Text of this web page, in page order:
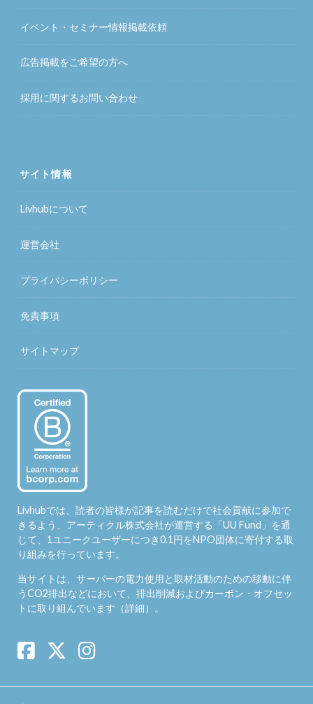
イベント・セミナー情報掲載依頼
広告掲載をご希望の方へ
採用に関するお問い合わせ
サイト情報
Livhubについて
運営会社
プライバシーポリシー
免責事項
サイトマップ
Livhubでは、読者の皆様が記事を読むだけで社会貢献に参加で
きるよう、アーティクル株式会社が運営する「UU Fund 」を通
じて、1ユニークユーザーにつき0.1円をNPO団体に寄付する取
り組みを行っています。
当サイトは、サーバーの電力使用と取材活動のための移動に伴
うCO2排出などにおいて、排出削減およびカーボン・オフセッ
トに取り組んでいます（詳細）。